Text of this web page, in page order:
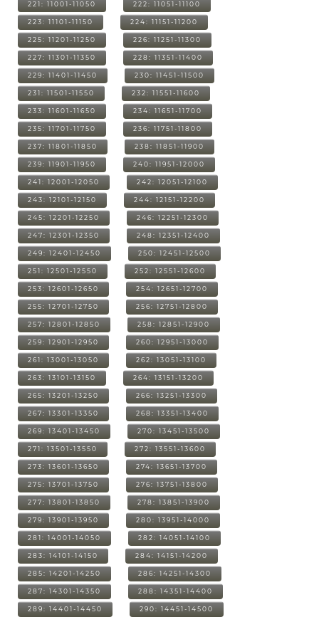
221: 11001-11050 222: 11051-11100
223: 11101-11150 224: 11151-11200
225: 11201-11250 226: 11251-11300
227: 11301-11350 228: 11351-11400
229: 11401-11450 230: 11451-11500
231: 11501-11550 232: 11551-11600
233: 11601-11650 234: 11651-11700
235: 11701-11750 236: 11751-11800
237: 11801-11850 238: 11851-11900
239: 11901-11950 240: 11951-12000
241: 12001-12050 242: 12051-12100
243: 12101-12150 244: 12151-12200
245: 12201-12250 246: 12251-12300
247: 12301-12350 248: 12351-12400
249: 12401-12450 250: 12451-12500
251: 12501-12550 252: 12551-12600
253: 12601-12650 254: 12651-12700
255: 12701-12750 256: 12751-12800
257: 12801-12850 258: 12851-12900
259: 12901-12950 260: 12951-13000
261: 13001-13050 262: 13051-13100
263: 13101-13150 264: 13151-13200
265: 13201-13250 266: 13251-13300
267: 13301-13350 268: 13351-13400
269: 13401-13450 270: 13451-13500
271: 13501-13550 272: 13551-13600
273: 13601-13650 274: 13651-13700
275: 13701-13750 276: 13751-13800
277: 13801-13850 278: 13851-13900
279: 13901-13950 280: 13951-14000
281: 14001-14050 282: 14051-14100
283: 14101-14150 284: 14151-14200
285: 14201-14250 286: 14251-14300
287: 14301-14350 288: 14351-14400
289: 14401-14450 290: 14451-14500